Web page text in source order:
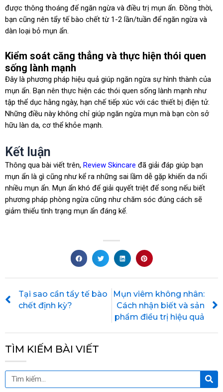
được thông thoáng để ngăn ngừa và điều trị mụn ẩn. Đồng thời,
bạn cũng nên tẩy tế bào chết từ 1-2 lần/tuần để ngăn ngừa và
dàn loại bỏ mụn ẩn.
Kiểm soát căng thẳng và thực hiện thói quen
sống lành mạnh
Đây là phương pháp hiệu quả giúp ngăn ngừa sự hình thành của
mụn ẩn. Bạn nên thực hiện các thói quen sống lành mạnh như
tập thể dục hằng ngày, hạn chế tiếp xúc với các thiết bị điện tử.
Những điều này không chỉ giúp ngăn ngừa mụn mà bạn còn sở
hữu làn da, cơ thể khỏe mạnh.
Kết luận
Thông qua bài viết trên, Review Skincare đã giải đáp giúp bạn
mụn ẩn là gì cũng như kể ra những sai lầm dễ gặp khiến da nổi
nhiều mụn ẩn. Mụn ẩn khó để giải quyết triệt để song nếu biết
phương pháp phòng ngừa cũng như chăm sóc đúng cách sẽ
giảm thiểu tình trạng mụn ẩn đáng kể.
Prev
Tại sao cần tẩy tế bào
chết định kỳ?
Mụn viêm không nhân:
Cách nhận biết và sản
phẩm điều trị hiệu quả
TÌM KIẾM BÀI VIẾT
Tìm
kiếm
Tìm